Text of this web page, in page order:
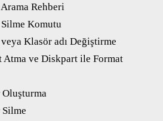
Rehberi
Komutu
Klasör adı Değiştirme
Atma ve Diskpart ile Format